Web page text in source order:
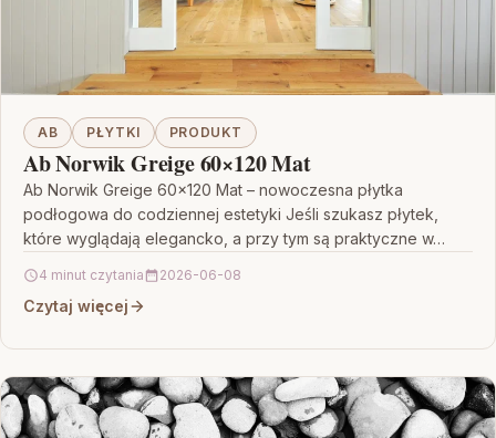
AB PŁYTKI PRODUKT
Ab Norwik Greige 60×120 Mat
Ab Norwik Greige 60×120 Mat – nowoczesna płytka
podłogowa do codziennej estetyki Jeśli szukasz płytek,
które wyglądają elegancko, a przy tym są praktyczne w…
4 minut czytania 2026-06-08
Czytaj więcej